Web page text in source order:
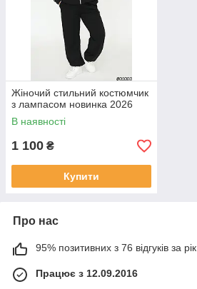
Жіночий стильний костюмчик
з лампасом новинка 2026
В наявності
1 100 ₴
Купити
Про нас
95% позитивних з 76 відгуків за рік
Працює з 12.09.2016